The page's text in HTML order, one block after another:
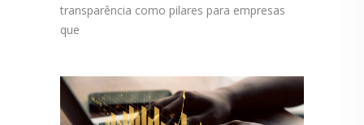
transparência como pilares para empresas
que